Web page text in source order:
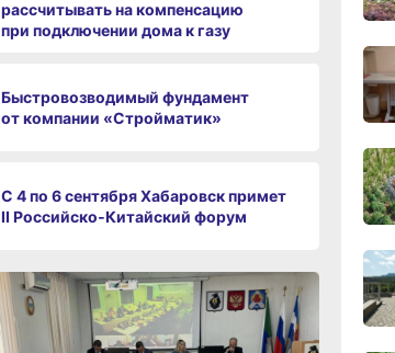
рассчитывать на компенсацию
при подключении дома к газу
Быстровозводимый фундамент
от компании «Стройматик»
С 4 по 6 сентября Хабаровск примет
II Российско‑Китайский форум
17:40,
17:01,